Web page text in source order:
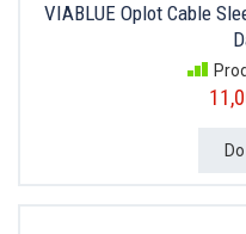
VIABLUE Oplot Cable